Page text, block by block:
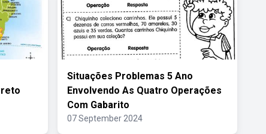
Situações Problemas 5 Ano
Envolvendo As Quatro Operações
Com Gabarito
07 September 2024